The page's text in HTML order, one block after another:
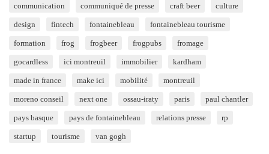
communication communiqué de presse craft beer culture
design fintech fontainebleau fontainebleau tourisme
formation frog frogbeer frogpubs fromage
gocardless ici montreuil immobilier kardham
made in france make ici mobilité montreuil
moreno conseil next one ossau-iraty paris paul chantler
pays basque pays de fontainebleau relations presse rp
startup tourisme van gogh